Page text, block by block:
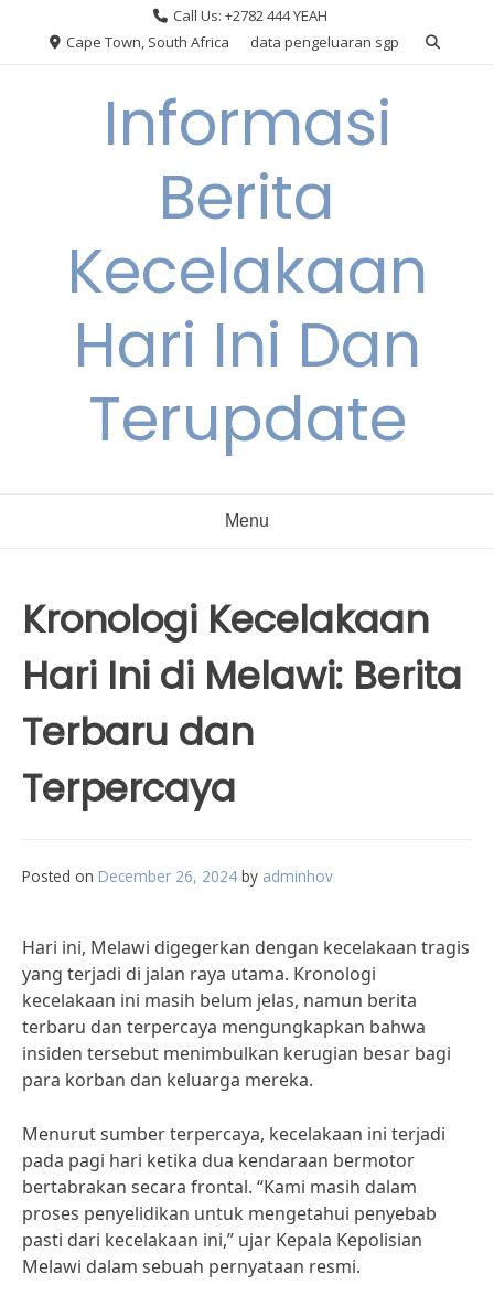
Call Us: +2782 444 YEAH
Cape Town, South Africa
data pengeluaran sgp
Informasi
Berita
Kecelakaan
Hari Ini Dan
Terupdate
Menu
Kronologi Kecelakaan
Hari Ini di Melawi: Berita
Terbaru dan
Terpercaya
Posted on December 26, 2024 by adminhov
Hari ini, Melawi digegerkan dengan kecelakaan tragis
yang terjadi di jalan raya utama. Kronologi
kecelakaan ini masih belum jelas, namun berita
terbaru dan terpercaya mengungkapkan bahwa
insiden tersebut menimbulkan kerugian besar bagi
para korban dan keluarga mereka.
Menurut sumber terpercaya, kecelakaan ini terjadi
pada pagi hari ketika dua kendaraan bermotor
bertabrakan secara frontal. “Kami masih dalam
proses penyelidikan untuk mengetahui penyebab
pasti dari kecelakaan ini,” ujar Kepala Kepolisian
Melawi dalam sebuah pernyataan resmi.